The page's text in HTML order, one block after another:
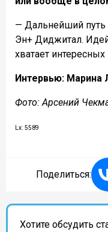
— Дальнейший путь
Эн+ Диджитал.
хватает
Интервью: Марина
Фото: Арсений
Lx: 5589
Поделиться:
Хотите обсудить